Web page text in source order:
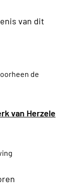
van dit
de
van Herzele